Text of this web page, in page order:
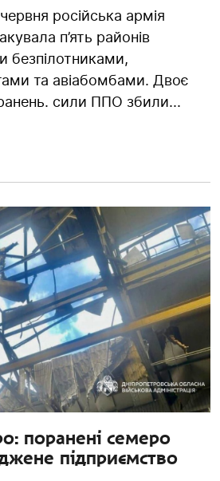
російська армія
п’ять районів
безпілотниками,
та авіабомбами. Двоє
сили ППО збили...
поранені семеро
підприємство